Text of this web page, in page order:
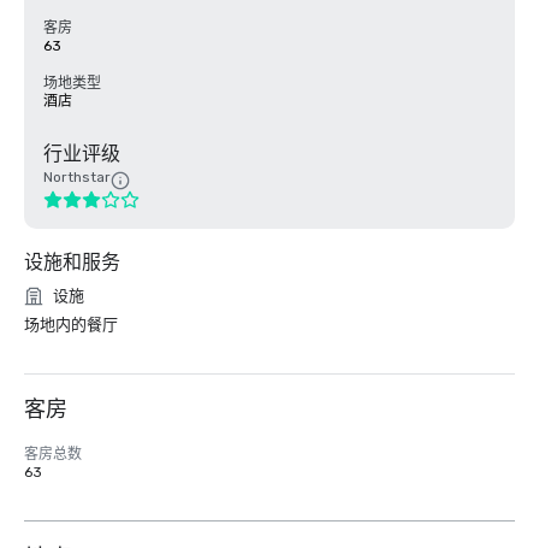
客房
63
场地类型
酒店
行业评级
Northstar
设施和服务
设施
场地内的餐厅
客房
客房总数
63